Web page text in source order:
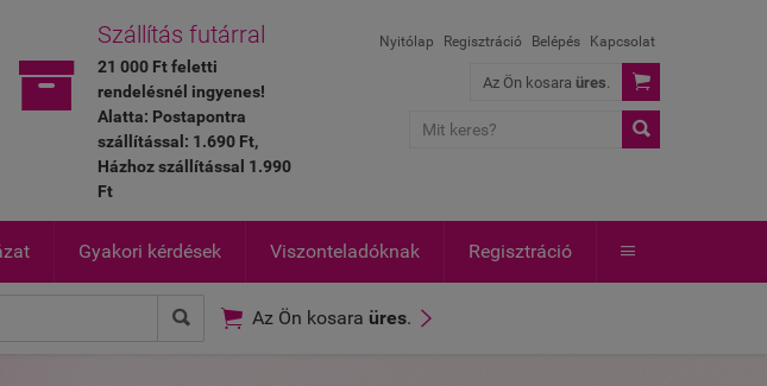

Szállítás futárral
21 000 Ft feletti
rendelésnél ingyenes!
Alatta: Postapontra
szállítással: 1.690 Ft,
Házhoz szállítással 1.990
Ft
Nyitólap Regisztráció Belépés Kapcsolat
Az Ön kosara üres.


Gyakori kérdések Viszonteladóknak Regisztráció 
  Az Ön kosara üres. 